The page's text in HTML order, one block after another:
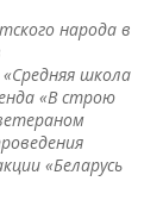
народа в
школа
«В строю
«Беларусь